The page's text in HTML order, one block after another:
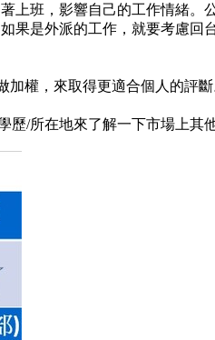
班，影響自己的工作情緒。
是外派的工作，就要考慮
權，來取得更適合個人的評斷
歷/所在地來了解一下市場上其